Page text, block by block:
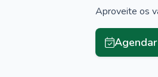
Aproveite os